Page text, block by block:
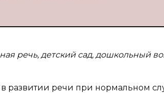
речь, детский сад, дошкольный
речи при нормальном